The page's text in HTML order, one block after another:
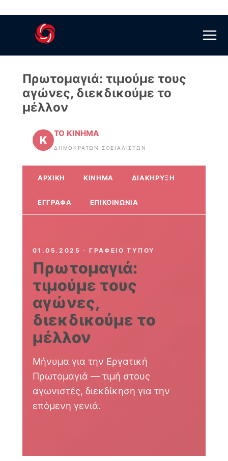
to
Πρωτομαγιά: τιμούμε τους
αγώνες, διεκδικούμε το
μέλλον
Κ
ΤΟ ΚΙΝΗΜΑ
ΔΗΜΟΚΡΑΤΏΝ ΣΟΣΙΑΛΙΣΤΏΝ
ΑΡΧΙΚΉ ΚΊΝΗΜΑ ΔΙΑΚΉΡΥΞΗ
ΈΓΓΡΑΦΑ ΕΠΙΚΟΙΝΩΝΊΑ
01.05.2025 · ΓΡΑΦΕΊΟ ΤΎΠΟΥ
Πρωτομαγιά:
τιμούμε τους
αγώνες,
διεκδικούμε το
μέλλον
Μήνυμα για την Εργατική
Πρωτομαγιά — τιμή στους
αγωνιστές, διεκδίκηση για την
επόμενη γενιά.